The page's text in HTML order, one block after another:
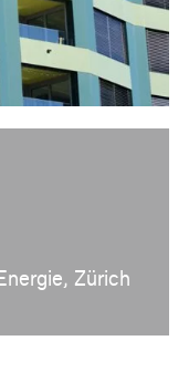
Zürich